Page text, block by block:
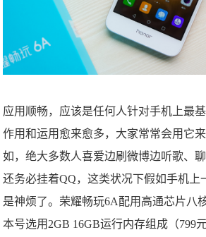
应用顺畅，应该是任何人针对手机上最
作用和运用愈来愈多，大家常常会用它
如，绝大多数人喜爱边刷微博边听歌、
还务必挂着QQ，这类状况下假如手机上
是神烦了。荣耀畅玩6A配用高通芯片八
本号选用2GB 16GB运行内存组成（799